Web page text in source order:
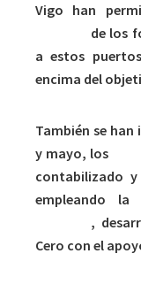
Vigo han
de los
a estos
encima del
También se
y mayo, los
contabilizado
empleando la
,
Cero con el